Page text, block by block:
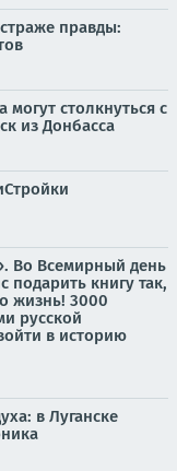
правды:
столкнуться с
из Донбасса
Всемирный день
подарить книгу так,
жизнь! 3000
русской
в историю
в Луганске